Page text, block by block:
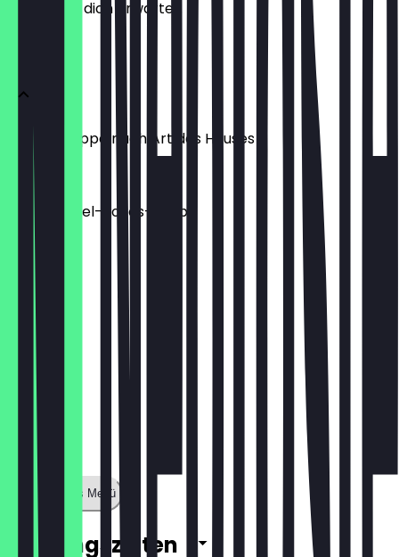
weißt, was dich erwartet.
Gulaschsuppe nach Art des Hauses
6,50 €
Süßkartoffel-Kokos-Suppe
6,50 €
Zeige ganzes Menü
Öffnungszeiten